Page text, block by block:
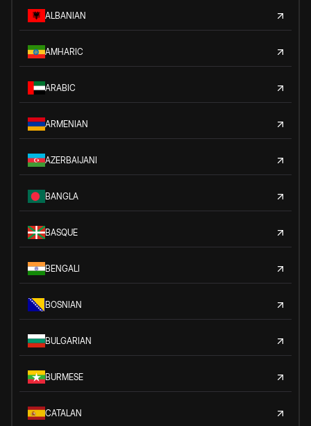
ALBANIAN
AMHARIC
ARABIC
ARMENIAN
AZERBAIJANI
BANGLA
BASQUE
BENGALI
BOSNIAN
BULGARIAN
BURMESE
CATALAN